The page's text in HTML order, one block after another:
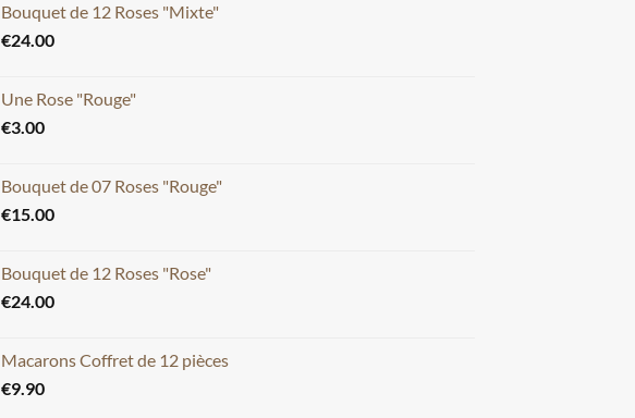
Bouquet de 12 Roses "Mixte"
€24.00
Une Rose "Rouge"
€3.00
Bouquet de 07 Roses "Rouge"
€15.00
Bouquet de 12 Roses "Rose"
€24.00
Macarons Coffret de 12 pièces
€9.90